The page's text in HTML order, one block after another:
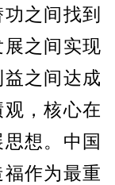
之间找到
之间实现
之间达成
，核心在
想。中国
作为最重